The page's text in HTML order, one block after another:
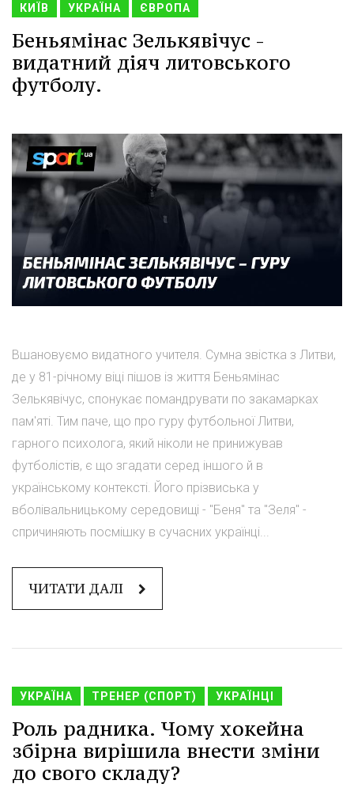
КИЇВ УКРАЇНА ЄВРОПА
Беньямінас Зелькявічус -
видатний діяч литовського
футболу.
Вшановуємо видатного учителя. Сумна звістка з Литви,
де у 81-річному віці пішов із життя Беньямінас
Зелькявічус, спонукає помандрувати по закамарках
пам'яті. Тим паче, що про гуру футбольної Литви,
гарного психолога, який ніколи не принижував
футболістів, є що згадати серед іншого й в
українському контексті. Його прізвиська у
вболівальницькому середовищі - "Беня" та "Зеля" -
спричиняють посмішку в сучасних українці...
ЧИТАТИ ДАЛІ
УКРАЇНА ТРЕНЕР (СПОРТ) УКРАЇНЦІ
Роль радника. Чому хокейна
збірна вирішила внести зміни
до свого складу?